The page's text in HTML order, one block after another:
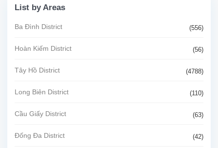
List by Areas
Ba Đình District (556)
Hoàn Kiếm District (56)
Tây Hồ District (4788)
Long Biên District (110)
Cầu Giấy District (63)
Đống Đa District (42)